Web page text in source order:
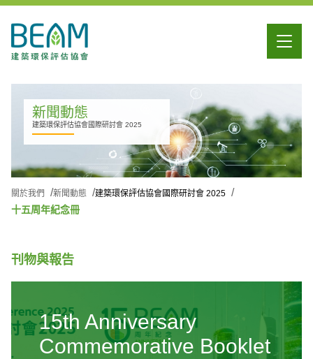
新聞動態
建築環保評估協會國際研討會 2025
關於我們 新聞動態 建築環保評估協會國際研討會 2025
十五周年紀念冊
刊物與報告
15th Anniversary
Commemorative Booklet